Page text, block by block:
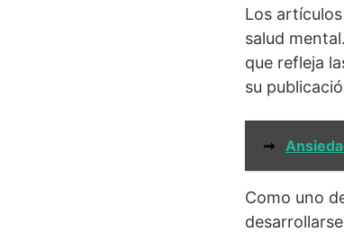
Los
salud
que refleja
su
➞
Como uno